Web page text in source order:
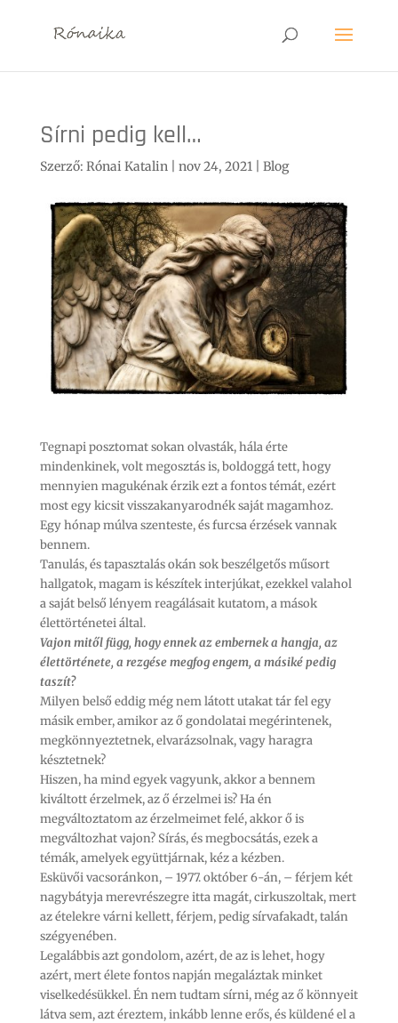
Sírni pedig kell…
Szerző: Rónai Katalin| nov 24, 2021| Blog
Tegnapi posztomat sokan olvasták, hála érte
mindenkinek, volt megosztás is, boldoggá tett, hogy
mennyien magukénak érzik ezt a fontos témát, ezért
most egy kicsit visszakanyarodnék saját magamhoz.
Egy hónap múlva szenteste, és furcsa érzések vannak
bennem.
Tanulás, és tapasztalás okán sok beszélgetős műsort
hallgatok, magam is készítek interjúkat, ezekkel valahol
a saját belső lényem reagálásait kutatom, a mások
élettörténetei által.
Vajon mitől függ, hogy ennek az embernek a hangja, az
élettörténete, a rezgése megfog engem, a másiké pedig
taszít?
Milyen belső eddig még nem látott utakat tár fel egy
másik ember, amikor az ő gondolatai megérintenek,
megkönnyeztetnek, elvarázsolnak, vagy haragra
késztetnek?
Hiszen, ha mind egyek vagyunk, akkor a bennem
kiváltott érzelmek, az ő érzelmei is? Ha én
megváltoztatom az érzelmeimet felé, akkor ő is
megváltozhat vajon? Sírás, és megbocsátás, ezek a
témák, amelyek együttjárnak, kéz a kézben.
Esküvői vacsoránkon, – 1977. október 6-án, – férjem két
nagybátyja merevrészegre itta magát, cirkuszoltak, mert
az ételekre várni kellett, férjem, pedig sírvafakadt, talán
szégyenében.
Legalábbis azt gondolom, azért, de az is lehet, hogy
azért, mert élete fontos napján megaláztak minket
viselkedésükkel. Én nem tudtam sírni, még az ő könnyeit
látva sem, azt éreztem, inkább lenne erős, és küldené el a